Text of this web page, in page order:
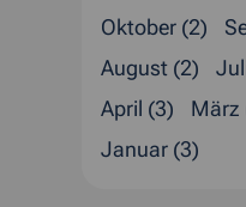
Oktober (2)
August (2)
April (3)
März
Januar (3)